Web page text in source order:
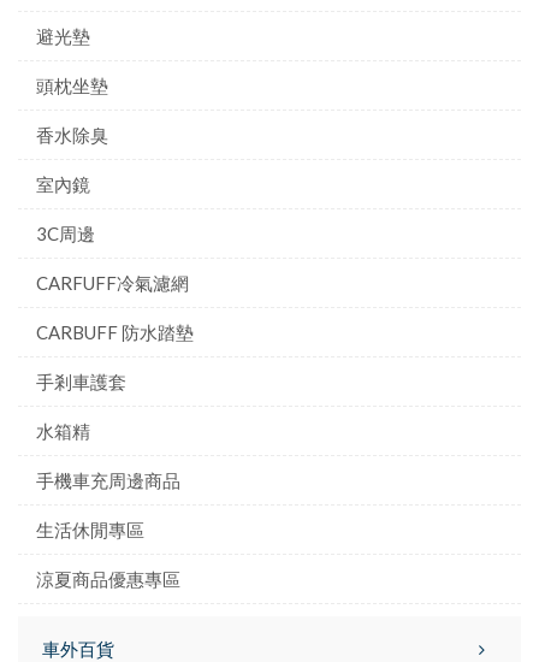
避光墊
頭枕坐墊
香水除臭
室內鏡
3C周邊
CARFUFF冷氣濾網
CARBUFF 防水踏墊
手剎車護套
水箱精
手機車充周邊商品
生活休閒專區
涼夏商品優惠專區
車外百貨